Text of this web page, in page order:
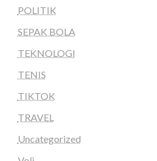
POLITIK
SEPAK BOLA
TEKNOLOGI
TENIS
TIKTOK
TRAVEL
Uncategorized